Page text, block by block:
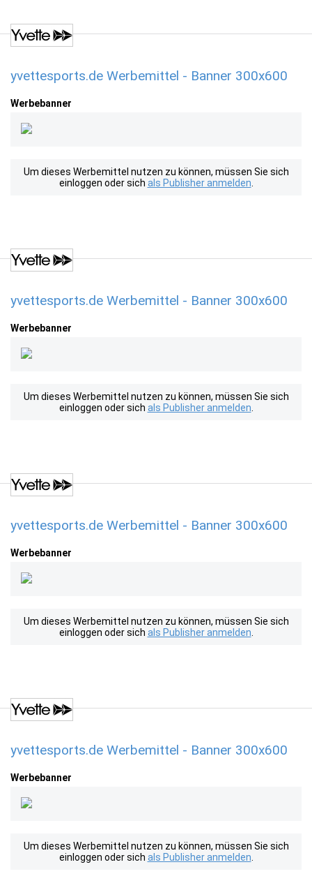
yvettesports.de Werbemittel - Banner 300x600
Werbebanner
Um dieses Werbemittel nutzen zu können, müssen Sie sich
einloggen oder sich als Publisher anmelden
yvettesports.de Werbemittel - Banner 300x600
Werbebanner
Um dieses Werbemittel nutzen zu können, müssen Sie sich
einloggen oder sich als Publisher anmelden
yvettesports.de Werbemittel - Banner 300x600
Werbebanner
Um dieses Werbemittel nutzen zu können, müssen Sie sich
einloggen oder sich als Publisher anmelden
yvettesports.de Werbemittel - Banner 300x600
Werbebanner
Um dieses Werbemittel nutzen zu können, müssen Sie sich
einloggen oder sich als Publisher anmelden